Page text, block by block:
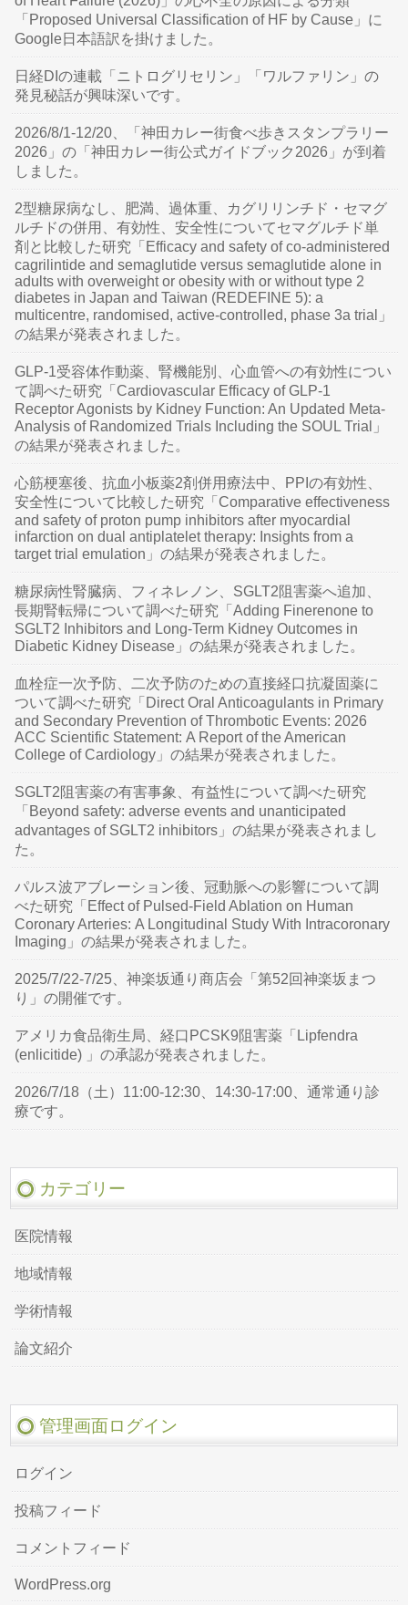
「Proposed Universal Classification of HF by Cause」に
Google日本語訳を掛けました。
日経DIの連載「ニトログリセリン」「ワルファリン」の
発見秘話が興味深いです。
2026/8/1-12/20、「神田カレー街食べ歩きスタンプラリー
2026」の「神田カレー街公式ガイドブック2026」が到着
しました。
2型糖尿病なし、肥満、過体重、カグリリンチド・セマグ
ルチドの併用、有効性、安全性についてセマグルチド単
剤と比較した研究「Efficacy and safety of co-administered
cagrilintide and semaglutide versus semaglutide alone in
adults with overweight or obesity with or without type 2
diabetes in Japan and Taiwan (REDEFINE 5): a
multicentre, randomised, active-controlled, phase 3a trial」
の結果が発表されました。
GLP-1受容体作動薬、腎機能別、心血管への有効性につい
て調べた研究「Cardiovascular Efficacy of GLP-1
Receptor Agonists by Kidney Function: An Updated Meta-
Analysis of Randomized Trials Including the SOUL Trial」
の結果が発表されました。
心筋梗塞後、抗血小板薬2剤併用療法中、PPIの有効性、
安全性について比較した研究「Comparative effectiveness
and safety of proton pump inhibitors after myocardial
infarction on dual antiplatelet therapy: Insights from a
target trial emulation」の結果が発表されました。
糖尿病性腎臓病、フィネレノン、SGLT2阻害薬へ追加、
長期腎転帰について調べた研究「Adding Finerenone to
SGLT2 Inhibitors and Long-Term Kidney Outcomes in
Diabetic Kidney Disease」の結果が発表されました。
血栓症一次予防、二次予防のための直接経口抗凝固薬に
ついて調べた研究「Direct Oral Anticoagulants in Primary
and Secondary Prevention of Thrombotic Events: 2026
ACC Scientific Statement: A Report of the American
College of Cardiology」の結果が発表されました。
SGLT2阻害薬の有害事象、有益性について調べた研究
「Beyond safety: adverse events and unanticipated
advantages of SGLT2 inhibitors」の結果が発表されまし
た。
パルス波アブレーション後、冠動脈への影響について調
べた研究「Effect of Pulsed-Field Ablation on Human
Coronary Arteries: A Longitudinal Study With Intracoronary
Imaging」の結果が発表されました。
2025/7/22-7/25、神楽坂通り商店会「第52回神楽坂まつ
り」の開催です。
アメリカ食品衛生局、経口PCSK9阻害薬「Lipfendra
(enlicitide) 」の承認が発表されました。
2026/7/18（土）11:00-12:30、14:30-17:00、通常通り診
療です。
カテゴリー
医院情報
地域情報
学術情報
論文紹介
管理画面ログイン
ログイン
投稿フィード
コメントフィード
WordPress.org